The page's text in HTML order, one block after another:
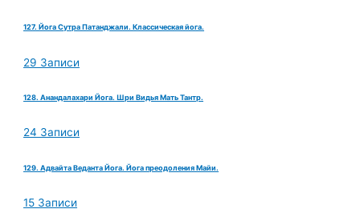
127. Йога Сутра Патанджали. Классическая йога.
29 Записи
128. Анандалахари Йога. Шри Видья Мать Тантр.
24 Записи
129. Адвайта Веданта Йога. Йога преодоления Майи.
15 Записи